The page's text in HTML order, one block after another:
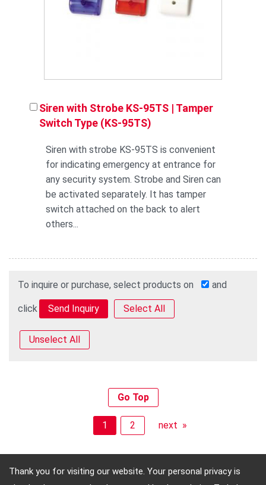
Thank you for visiting our website. Your personal privacy is
Siren with Strobe KS-95TS | Tamper
Switch Type (KS-95TS)
Siren with strobe KS-95TS is convenient
for indicating emergency at entrance for
any security system. Strobe and Siren can
be activated separately. It has tamper
switch attached on the back to alert
others...
To inquire or purchase, select products on and
click Select All
Unselect All
Go Top
1 2 next »